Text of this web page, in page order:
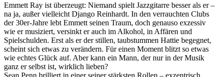
Emmett Ray ist überzeugt: Niemand spielt Jazzgitarre besser als er –
na ja, außer vielleicht Django Reinhardt. In den verrauchten Clubs
der 30er-Jahre lebt Emmett seinen Traum, doch genauso exzessiv
wie er musiziert, versinkt er auch im Alkohol, in Affären und
Spielschulden. Erst als er der stillen, taubstummen Hattie begegnet,
scheint sich etwas zu verändern. Für einen Moment blitzt so etwas
wie echtes Glück auf. Aber kann ein Mann, der nur in der Musik
ganz er selbst ist, wirklich lieben?
Sean Penn brilliert in einer seiner stärksten Rollen – exzentrisch,